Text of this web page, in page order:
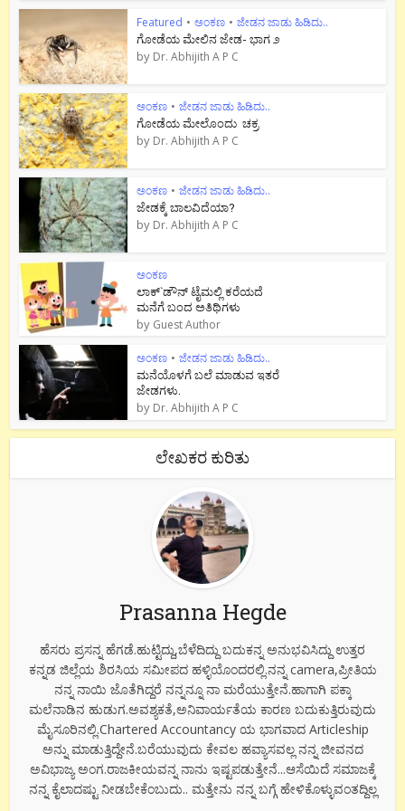
Featured • ಅಂಕಣ • ಜೇಡನ ಜಾಡು ಹಿಡಿದು..
ಗೋಡೆಯ ಮೇಲಿನ ಜೇಡ- ಭಾಗ ೨
by Dr. Abhijith A P C
ಅಂಕಣ • ಜೇಡನ ಜಾಡು ಹಿಡಿದು..
ಗೋಡೆಯ ಮೇಲೊಂದು ಚಕ್ರ
by Dr. Abhijith A P C
ಅಂಕಣ • ಜೇಡನ ಜಾಡು ಹಿಡಿದು..
ಜೇಡಕ್ಕೆ ಬಾಲವಿದೆಯಾ?
by Dr. Abhijith A P C
ಅಂಕಣ
ಲಾಕ್`ಡೌನ್ ಟೈಮಲ್ಲಿ ಕರೆಯದೆ
ಮನೆಗೆ ಬಂದ ಅತಿಥಿಗಳು
by Guest Author
ಅಂಕಣ • ಜೇಡನ ಜಾಡು ಹಿಡಿದು..
ಮನೆಯೊಳಗೆ ಬಲೆ ಮಾಡುವ ಇತರೆ
ಜೇಡಗಳು.
by Dr. Abhijith A P C
ಲೇಖಕರ ಕುರಿತು
Prasanna Hegde
ಹೆಸರು ಪ್ರಸನ್ನ ಹೆಗಡೆ.ಹುಟ್ಟಿದ್ದು,ಬೆಳೆದಿದ್ದು ಬದುಕನ್ನ ಅನುಭವಿಸಿದ್ದು ಉತ್ತರ
ಕನ್ನಡ ಜಿಲ್ಲೆಯ ಶಿರಸಿಯ ಸಮೀಪದ ಹಳ್ಳಿಯೊಂದರಲ್ಲಿ.ನನ್ನ camera,ಪ್ರೀತಿಯ
ನನ್ನ ನಾಯಿ ಜೊತೆಗಿದ್ದರೆ ನನ್ನನ್ನೂ ನಾ ಮರೆಯುತ್ತೇನೆ.ಹಾಗಾಗಿ ಪಕ್ಕಾ
ಮಲೆನಾಡಿನ ಹುಡುಗ.ಅವಶ್ಯಕತೆ,ಅನಿವಾರ್ಯತೆಯ ಕಾರಣ ಬದುಕುತ್ತಿರುವುದು
ಮೈಸೂರಿನಲ್ಲಿ.Chartered Accountancy ಯ ಭಾಗವಾದ Articleship
ಅನ್ನು ಮಾಡುತ್ತಿದ್ದೇನೆ.ಬರೆಯುವುದು ಕೇವಲ ಹವ್ಯಾಸವಲ್ಲ ನನ್ನ ಜೀವನದ
ಅವಿಭಾಜ್ಯ ಅಂಗ.ರಾಜಕೀಯವನ್ನ ನಾನು ಇಷ್ಟಪಡುತ್ತೇನೆ...ಆಸೆಯಿದೆ ಸಮಾಜಕ್ಕೆ
ನನ್ನ ಕೈಲಾದಷ್ಟು ನೀಡಬೇಕೆಂಬುದು.. ಮತ್ತೇನು ನನ್ನ ಬಗ್ಗೆ ಹೇಳಿಕೊಳ್ಳುವಂತದ್ದಿಲ್ಲ